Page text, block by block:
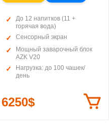
До 12 напитков (11 +
горячая вода)
Сенсорный экран
Мощный заварочный блок
AZK V20
Нагрузка: до 100 чашек/
день
6250$